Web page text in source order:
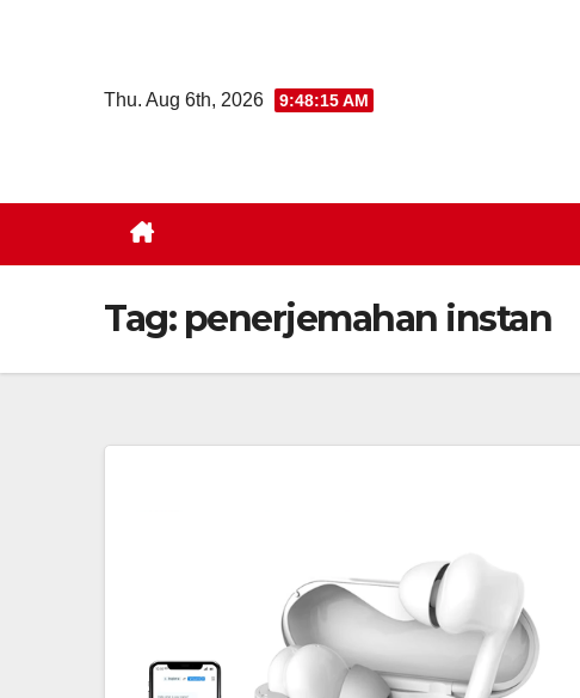
Thu. Aug 6th, 2026 9:48:16 AM
Tag: penerjemahan instan